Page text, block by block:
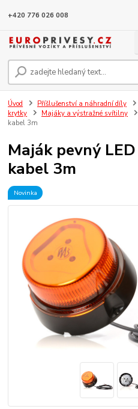
+420 776 026 008
Úvod Příšlušenství a náhradní díly
krytky
Majáky a výstražné svítilny
kabel 3m
Maják pevný
kabel 3m
Novinka